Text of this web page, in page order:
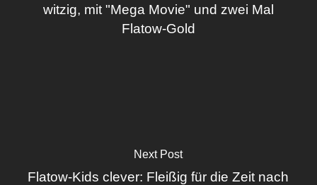
witzig, mit "Mega Movie" und zwei Mal
Flatow-Gold
Next Post
Flatow-Kids clever: Fleißig für die Zeit nach